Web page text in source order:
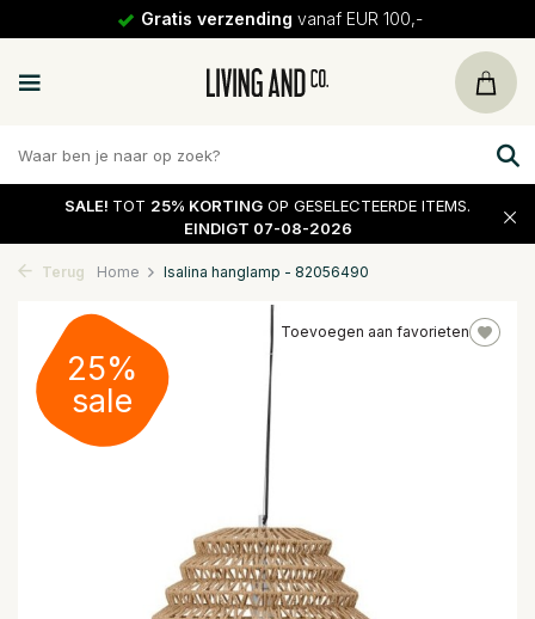
Gratis verzending vanaf EUR 100,-
SALE! TOT 25% KORTING OP GESELECTEERDE ITEMS.
EINDIGT 07-08-2026
Terug Home Isalina hanglamp - 82056490
Toevoegen aan favorieten
25%
sale